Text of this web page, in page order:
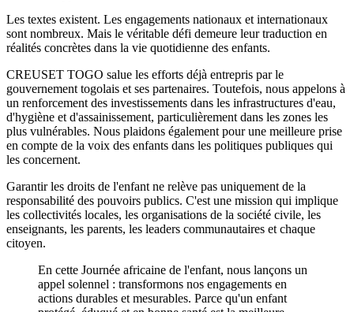
Les textes existent. Les engagements nationaux et internationaux
sont nombreux. Mais le véritable défi demeure leur traduction en
réalités concrètes dans la vie quotidienne des enfants.
CREUSET TOGO salue les efforts déjà entrepris par le
gouvernement togolais et ses partenaires. Toutefois, nous appelons à
un renforcement des investissements dans les infrastructures d'eau,
d'hygiène et d'assainissement, particulièrement dans les zones les
plus vulnérables. Nous plaidons également pour une meilleure prise
en compte de la voix des enfants dans les politiques publiques qui
les concernent.
Garantir les droits de l'enfant ne relève pas uniquement de la
responsabilité des pouvoirs publics. C'est une mission qui implique
les collectivités locales, les organisations de la société civile, les
enseignants, les parents, les leaders communautaires et chaque
citoyen.
En cette Journée africaine de l'enfant, nous lançons un
appel solennel : transformons nos engagements en
actions durables et mesurables. Parce qu'un enfant